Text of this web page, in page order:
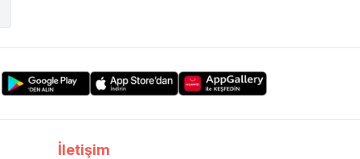
İletişim